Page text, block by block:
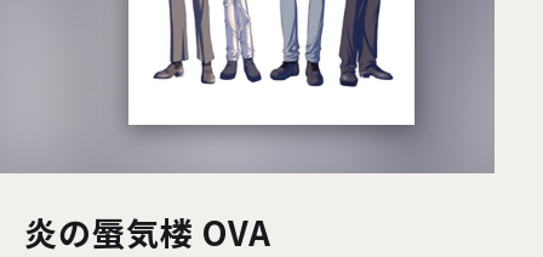
炎の蜃気楼 OVA